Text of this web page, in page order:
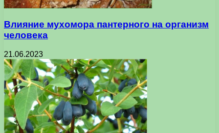
Влияние мухомора пантерного на организм
человека
21.06.2023